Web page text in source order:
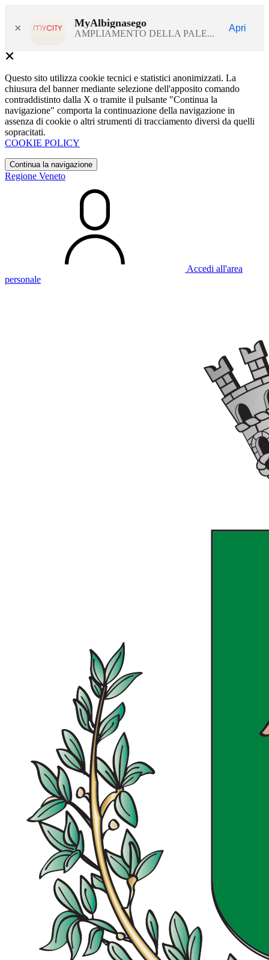
× MyAlbignasego
AMPLIAMENTO DELLA PALE...
Apri
Questo sito utilizza cookie tecnici e statistici anonimizzati. La
chiusura del banner mediante selezione dell'apposito comando
contraddistinto dalla X o tramite il pulsante "Continua la
navigazione" comporta la continuazione della navigazione in
assenza di cookie o altri strumenti di tracciamento diversi da quelli
sopracitati.
COOKIE POLICY
Continua la navigazione
Regione Veneto
Accedi all'area
personale